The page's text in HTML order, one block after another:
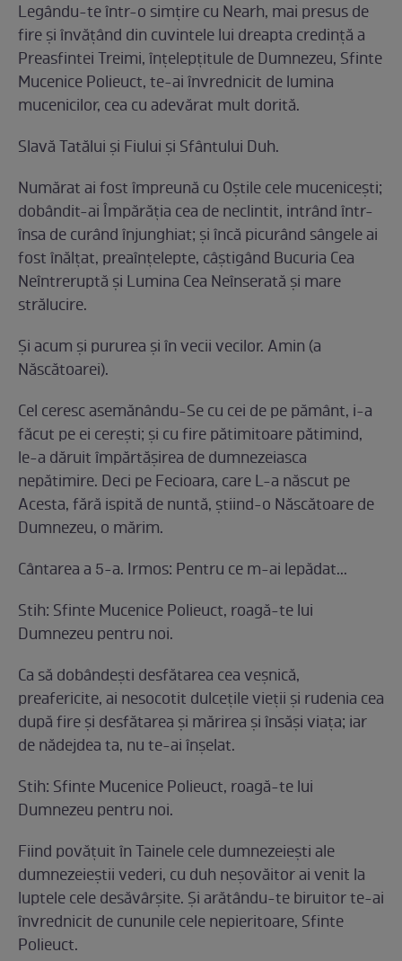
Legându-te într-o simţire cu Nearh, mai presus de
fire şi învăţând din cuvintele lui dreapta credinţă a
Preasfintei Treimi, înţelepţitule de Dumnezeu, Sfinte
Mucenice Polieuct, te-ai învrednicit de lumina
muceni­cilor, cea cu adevărat mult dorită.
Slavă Tatălui şi Fiului şi Sfântului Duh.
Numărat ai fost împreună cu Oştile cele muceniceşti;
dobândit-ai Împărăţia cea de neclintit, intrând într-
însa de curând înjunghiat; şi încă picurând sângele ai
fost înălţat, preaînţelepte, câştigând Bucuria Cea
Neîntreruptă şi Lu­mina Cea Neînserată şi mare
strălucire.
Şi acum şi pururea şi în vecii vecilor. Amin (a
Născătoarei).
Cel ceresc asemănându-Se cu cei de pe pământ, i-a
făcut pe ei cereşti; şi cu fire pătimitoare pătimind,
le-a dăruit împărtă­şirea de dumnezeiasca
nepătimire. Deci pe Fecioara, care L-a născut pe
Acesta, fără ispită de nuntă, ştiind-o Născătoare de
Dumnezeu, o mărim.
Cântarea a 5-a. Irmos: Pentru ce m-ai lepădat...
Stih: Sfinte Mucenice Polieuct, roagă-te lui
Dumnezeu pentru noi.
Ca să dobândeşti desfătarea cea veşnică,
preafericite, ai nesocotit dulceţile vieţii şi rudenia cea
după fire şi desfătarea şi mărirea şi însăşi viaţa; iar
de nădejdea ta, nu te-ai înşelat.
Stih: Sfinte Mucenice Polieuct, roagă-te lui
Dumnezeu pentru noi.
Fiind povăţuit în Tainele cele dumnezeieşti ale
dumnezeieştii vederi, cu duh neşovăitor ai venit la
luptele cele desăvârşite. Şi arătându-te biruitor te-ai
învrednicit de cununile cele nepieritoare, Sfinte
Polieuct.